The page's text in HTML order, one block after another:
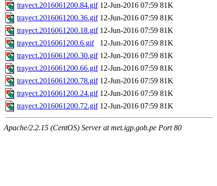
trayect.2016061200.84.gif 12-Jun-2016 07:59 81K
trayect.2016061200.36.gif 12-Jun-2016 07:59 81K
trayect.2016061200.18.gif 12-Jun-2016 07:59 81K
trayect.2016061200.6.gif
12-Jun-2016 07:59 81K
trayect.2016061200.30.gif 12-Jun-2016 07:59 81K
trayect.2016061200.66.gif 12-Jun-2016 07:59 81K
trayect.2016061200.78.gif 12-Jun-2016 07:59 81K
trayect.2016061200.24.gif 12-Jun-2016 07:59 81K
trayect.2016061200.72.gif 12-Jun-2016 07:59 81K
Apache/2.2.15 (CentOS) Server at met.igp.gob.pe Port 80